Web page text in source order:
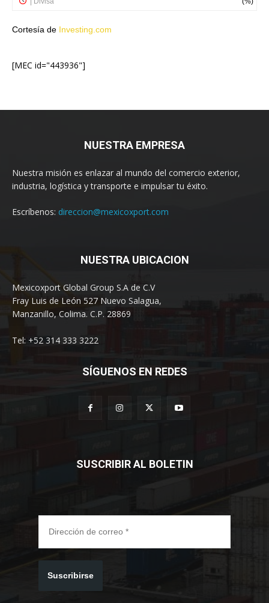
Cortesía de Investing.com
[MEC id="443936"]
NUESTRA EMPRESA
Nuestra misión es enlazar al mundo del comercio exterior,
industria, logística y transporte e impulsar tu éxito.
Escríbenos: direccion@mexicoxport.com
NUESTRA UBICACION
Mexicoxport Global Group S.A de C.V
Fray Luis de León 527 Nuevo Salagua,
Manzanillo, Colima. C.P. 28869
Tel: +52 314 333 3222
SÍGUENOS EN REDES
SUSCRIBIR AL BOLETIN
Suscribirse